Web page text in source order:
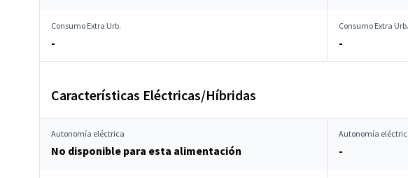
Consumo Extra Urb.
-
Consumo Extra Urb.
-
Características Eléctricas/Híbridas
Autonomía eléctrica
No disponible para esta alimentación
Autonomía
-